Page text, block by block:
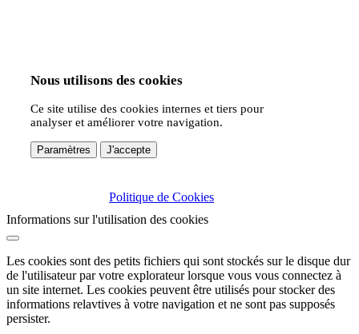
Nous utilisons des cookies
Ce site utilise des cookies internes et tiers pour
analyser et améliorer votre navigation.
Paramètres J'accepte
Politique de Cookies
Informations sur l'utilisation des cookies
Les cookies sont des petits fichiers qui sont stockés sur le disque dur
de l'utilisateur par votre explorateur lorsque vous vous connectez à
un site internet. Les cookies peuvent être utilisés pour stocker des
informations relavtives à votre navigation et ne sont pas supposés
persister.